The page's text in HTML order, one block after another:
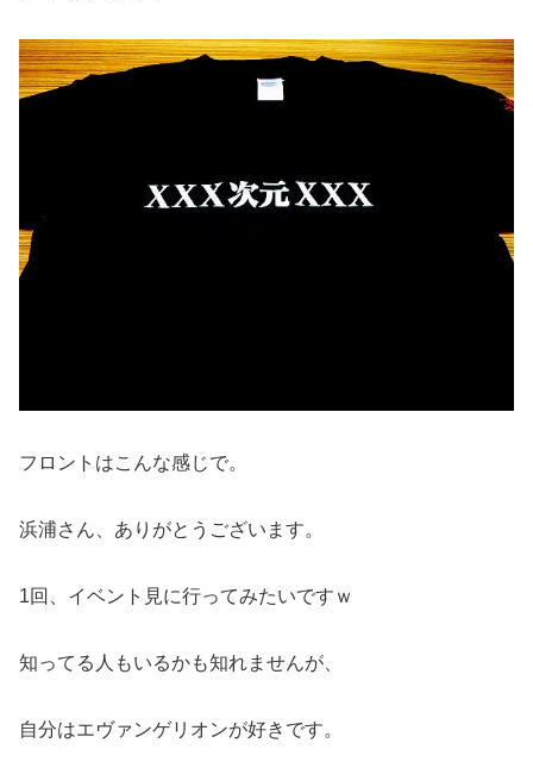
フロントはこんな感じで。
浜浦さん、ありがとうございます。
1回、イベント見に行ってみたいですｗ
知ってる人もいるかも知れませんが、
自分はエヴァンゲリオンが好きです。